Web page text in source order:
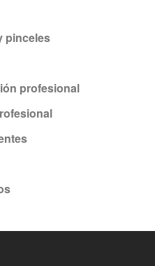
pinceles
profesional